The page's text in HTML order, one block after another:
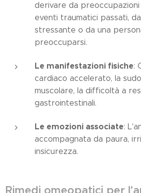
derivare da
eventi traumatici passati,
stressante o da una
preoccuparsi.
Le manifestazioni fisiche:
cardiaco accelerato, la
muscolare, la difficoltà a
gastrointestinali.
Le emozioni associate:
accompagnata da paura,
insicurezza.
Rimedi omeopatici per